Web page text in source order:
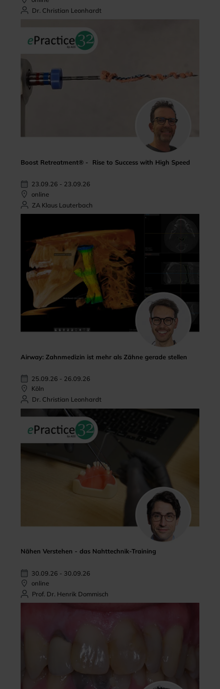
Dr. Christian Leonhardt
Boost Retreatment® - Rise to Success with High Speed
23.09.26 - 23.09.26
online
ZA Klaus Lauterbach
Airway: Zahnmedizin ist mehr als Zähne gerade stellen
25.09.26 - 26.09.26
Köln
Dr. Christian Leonhardt
Nähen Verstehen - das Nahttechnik-Training
30.09.26 - 30.09.26
online
Prof. Dr. Henrik Dommisch